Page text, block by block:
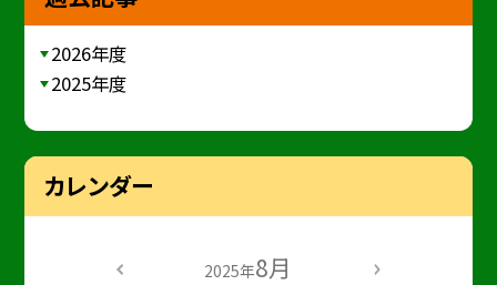
2026年度
2025年度
カレンダー
2025年8月